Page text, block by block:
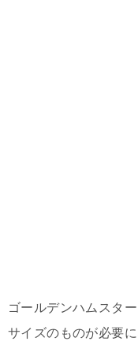
ゴールデンハムスタ
サイズのものが必要に